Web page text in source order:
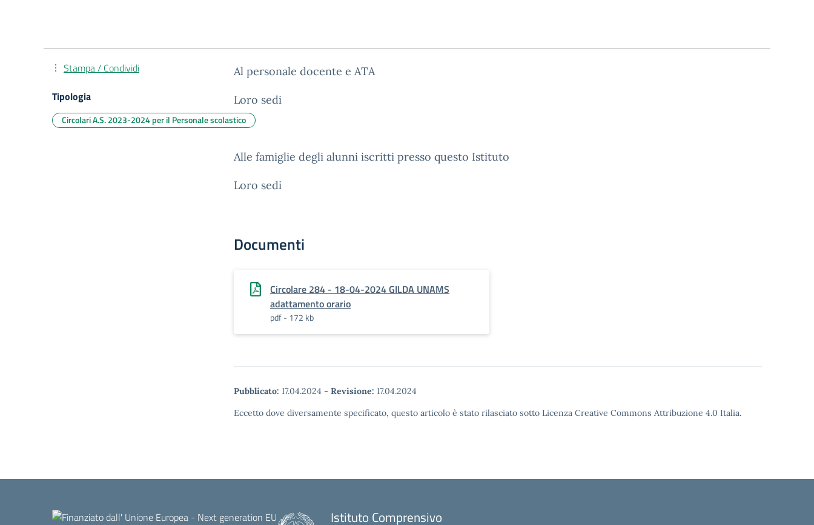
Al personale docente e ATA
Loro sedi
Alle famiglie degli alunni iscritti presso questo Istituto
Loro sedi
Documenti
Circolare 284 - 18-04-2024 GILDA UNAMS
adattamento orario
pdf - 172 kb
Pubblicato: 17.04.2024 - Revisione: 17.04.2024
Eccetto dove diversamente specificato, questo articolo è stato rilasciato sotto Licenza Creative Commons Attribuzione 4.0 Italia.
Stampa / Condividi
Tipologia
Circolari A.S. 2023-2024 per il Personale scolastico
Istituto Comprensivo